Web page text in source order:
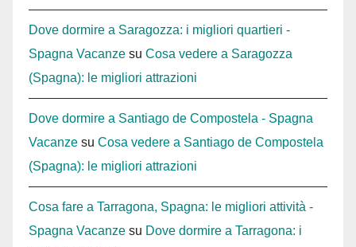
Dove dormire a Saragozza: i migliori quartieri -
Spagna Vacanze su Cosa vedere a Saragozza
(Spagna): le migliori attrazioni
Dove dormire a Santiago de Compostela - Spagna
Vacanze su Cosa vedere a Santiago de Compostela
(Spagna): le migliori attrazioni
Cosa fare a Tarragona, Spagna: le migliori attività -
Spagna Vacanze su Dove dormire a Tarragona: i